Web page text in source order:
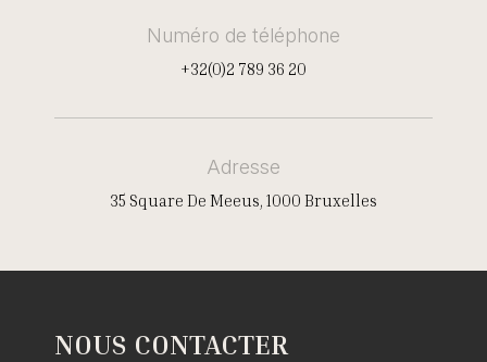
Numéro de téléphone
+32(0)2 789 36 20
Adresse
35 Square De Meeus, 1000 Bruxelles
NOUS CONTACTER